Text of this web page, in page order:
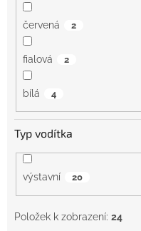
červená 2
fialová 2
bílá 4
Typ vodítka
výstavní 20
Položek k zobrazení: 24